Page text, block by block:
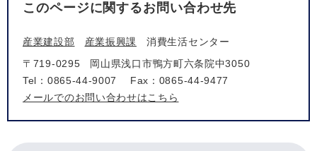
このページに関するお問い合わせ先
産業建設部 産業振興課
消費生活センター
〒719-0295
岡山県浅口市鴨方町六条院中3050
Tel：0865-44-9007
Fax：0865-44-9477
メールでのお問い合わせはこちら